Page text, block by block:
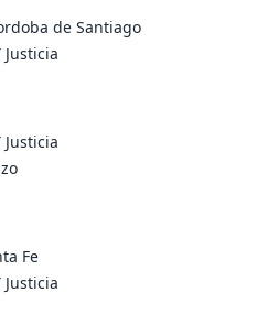
de Santiago
Justicia
Justicia
Fe
Justicia